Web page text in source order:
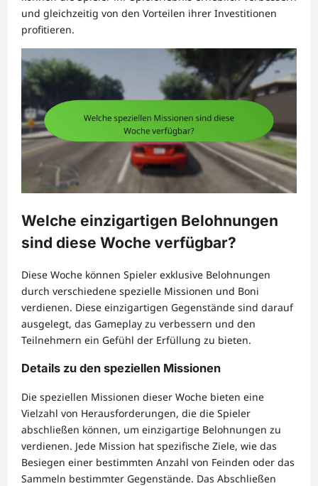
und gleichzeitig von den Vorteilen ihrer Investitionen
profitieren.
Welche einzigartigen Belohnungen
sind diese Woche verfügbar?
Diese Woche können Spieler exklusive Belohnungen
durch verschiedene spezielle Missionen und Boni
verdienen. Diese einzigartigen Gegenstände sind darauf
ausgelegt, das Gameplay zu verbessern und den
Teilnehmern ein Gefühl der Erfüllung zu bieten.
Details zu den speziellen Missionen
Die speziellen Missionen dieser Woche bieten eine
Vielzahl von Herausforderungen, die die Spieler
abschließen können, um einzigartige Belohnungen zu
verdienen. Jede Mission hat spezifische Ziele, wie das
Besiegen einer bestimmten Anzahl von Feinden oder das
Sammeln bestimmter Gegenstände. Das Abschließen